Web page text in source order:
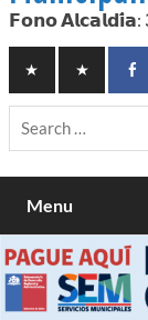
𝗙𝗼𝗻𝗼
Menu